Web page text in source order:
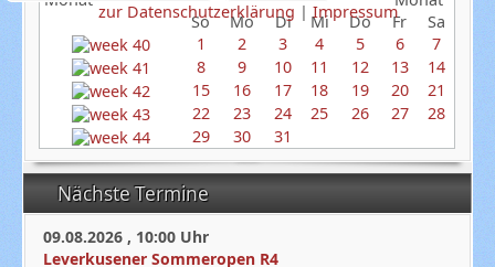
So
Mo Di Mi Do Fr
Sa
1
2 3 4 5 6
7
8
9 10 11 12 13
14
15
16 17 18 19 20
21
22
23 24 25 26 27
28
29
30 31
Nächste Termine
09.08.2026 , 10:00 Uhr
Leverkusener Sommeropen R4
zur Datenschutzerklärung |Impressum